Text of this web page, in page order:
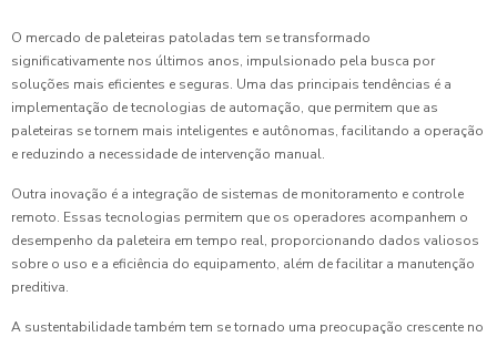
O mercado de paleteiras patoladas tem se transformado
significativamente nos últimos anos, impulsionado pela busca por
soluções mais eficientes e seguras. Uma das principais tendências é a
implementação de tecnologias de automação, que permitem que as
paleteiras se tornem mais inteligentes e autônomas, facilitando a operação
e reduzindo a necessidade de intervenção manual.
Outra inovação é a integração de sistemas de monitoramento e controle
remoto. Essas tecnologias permitem que os operadores acompanhem o
desempenho da paleteira em tempo real, proporcionando dados valiosos
sobre o uso e a eficiência do equipamento, além de facilitar a manutenção
preditiva.
A sustentabilidade também tem se tornado uma preocupação crescente no